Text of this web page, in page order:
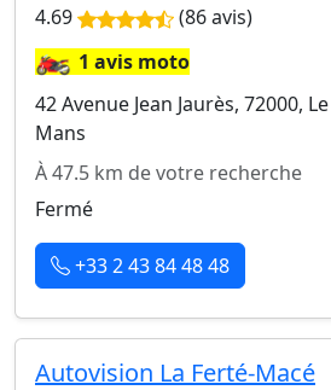
4.69 (86 avis)
🏍️1 avis moto
42 Avenue Jean Jaurès, 72000, Le
Mans
À 47.5 km de votre recherche
Fermé
+33 2 43 84 48 48
Autovision La Ferté-Macé